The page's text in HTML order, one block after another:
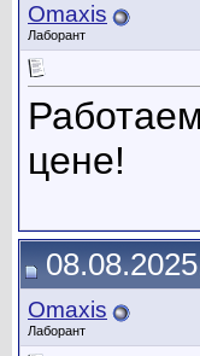
Omaxis
Лаборант
цене!
Omaxis
Лаборант